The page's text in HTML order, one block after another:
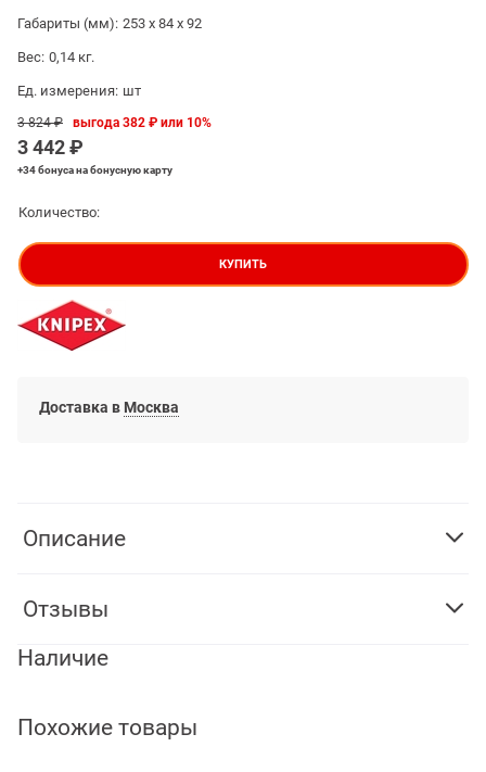
Габариты (мм): 253 x 84 x 92
Вес: 0,14 кг.
Ед. измерения: шт
3 824 ₽
3 442 ₽
выгода382 ₽ или 10%
+34 бонусана бонусную карту
Количество:
КУПИТЬ
Доставка в Москва
Описание
Отзывы
Наличие
Похожие товары